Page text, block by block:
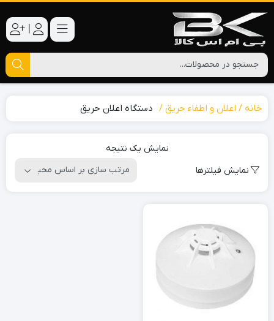
|
خانه اعلان و اطفاء حریق دستگاه اعلان حریق
نمایش یک نتیجه
نمایش فیلترها